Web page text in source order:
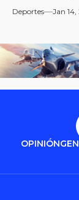
Deportes Jan
OPINIÓN